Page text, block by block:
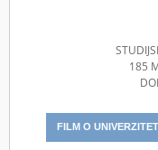
185
FILM O